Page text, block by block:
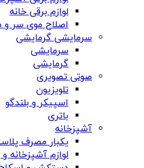
لوازم برقی خانه
اصلاح موی سر
سرمایشی گرمایشی
سرمایشی
گرمایشی
صوتی تصویری
تلویزیون
اسپیکر و بلندگو
باتری
آشپزخانه
یکبار مصرف
لوازم آشپزخانه